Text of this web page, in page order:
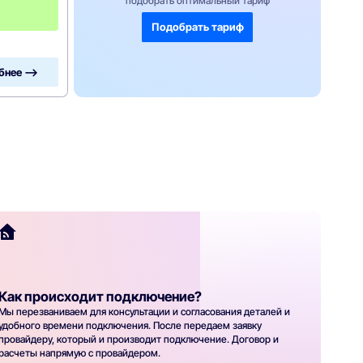
—>
Подобрать тариф
происходит подключение?
перезваниваем для консультации и согласования деталей и
времени подключения. После передаем заявку
который и производит подключение. Договор и
напрямую с провайдером.